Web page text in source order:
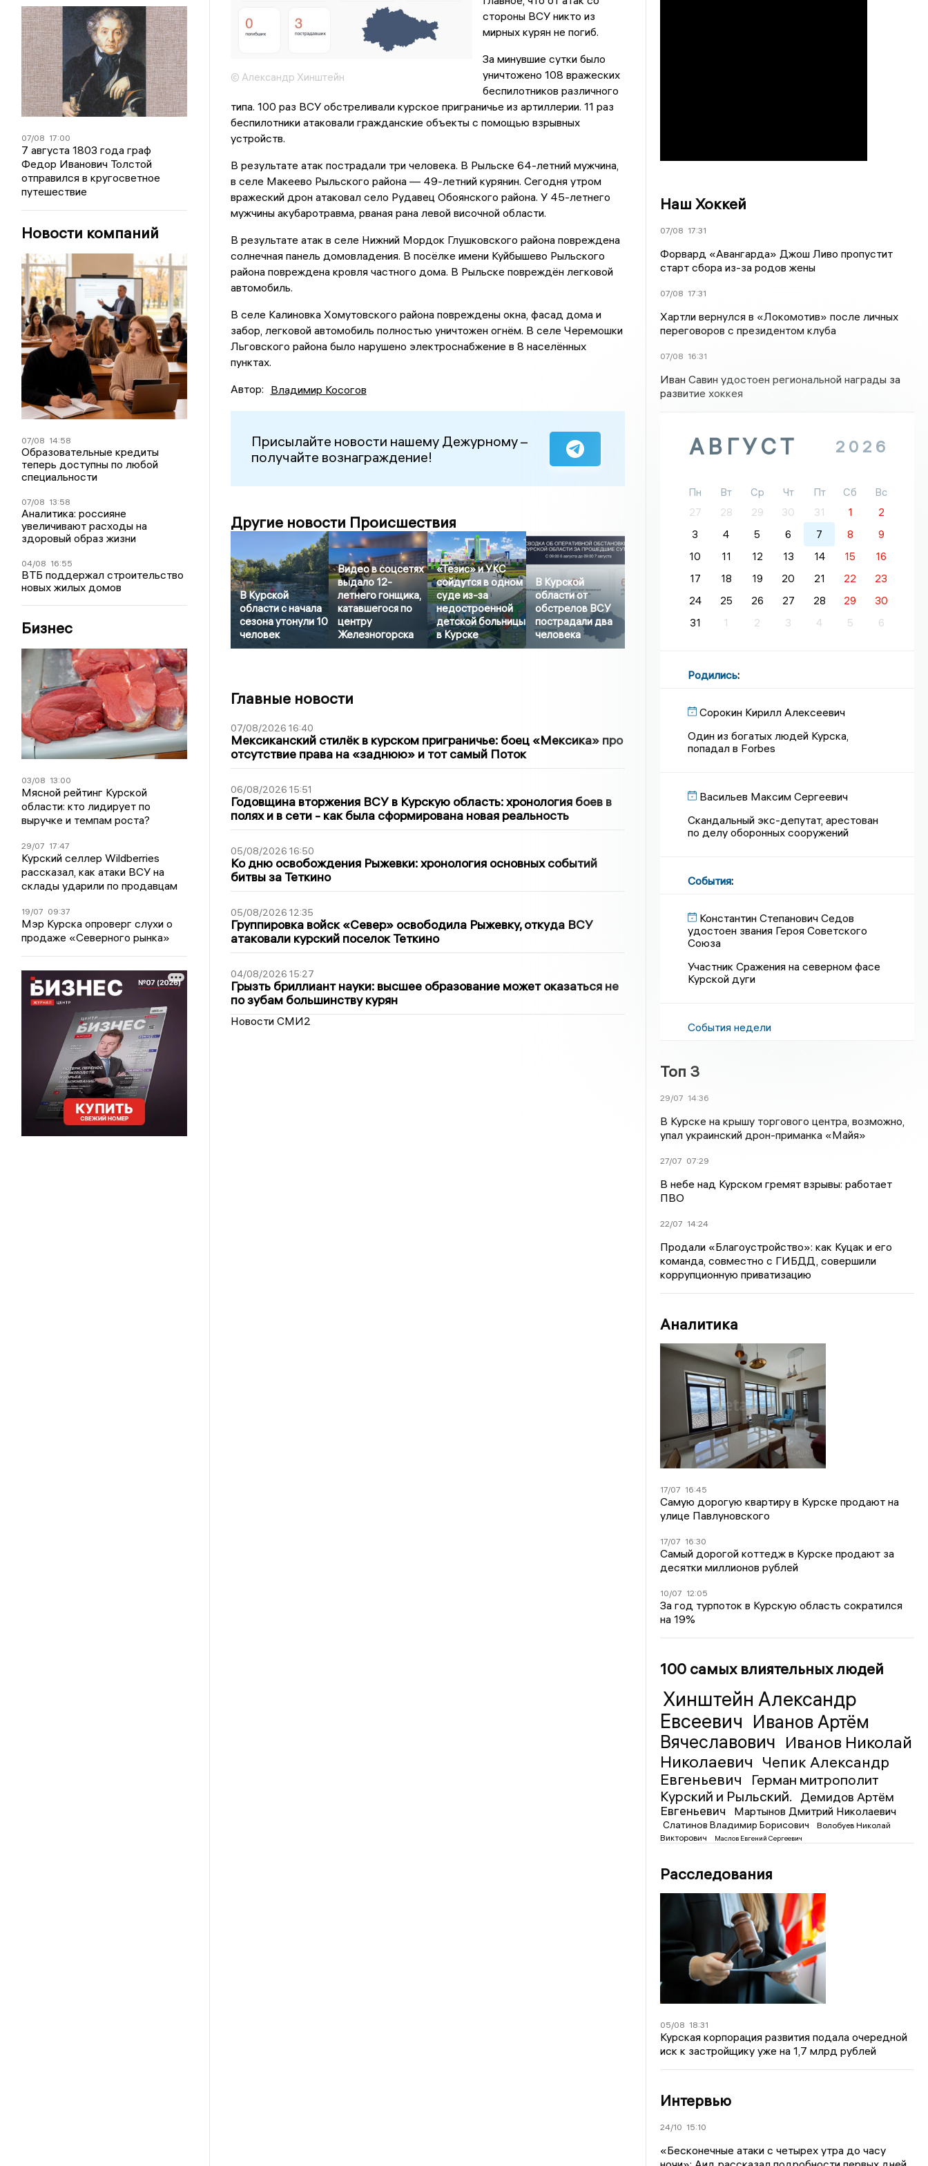
07/08 17:00
7 августа 1803 года граф
Федор Иванович Толстой
отправился в кругосветное
путешествие
Новости компаний
07/08 14:58
Образовательные кредиты
теперь доступны по любой
специальности
07/08 13:58
Аналитика: россияне
увеличивают расходы на
здоровый образ жизни
04/08 16:55
ВТБ поддержал строительство
новых жилых домов
Бизнес
03/08 13:00
Мясной рейтинг Курской
области: кто лидирует по
выручке и темпам роста?
29/07 17:47
Курский селлер Wildberries
рассказал, как атаки ВСУ на
склады ударили по продавцам
19/07 09:37
Мэр Курска опроверг слухи о
продаже «Северного рынка»
© Александр Хинштейн
стороны ВСУ никто из
мирных курян не погиб.
За минувшие сутки было
уничтожено 108 вражеских
беспилотников различного
типа. 100 раз ВСУ обстреливали курское приграничье из артиллерии. 11 раз
беспилотники атаковали гражданские объекты с помощью взрывных
устройств.
В результате атак пострадали три человека. В Рыльске 64-летний мужчина,
в селе Макеево Рыльского района — 49-летний курянин. Сегодня утром
вражеский дрон атаковал село Рудавец Обоянского района. У 45-летнего
мужчины акубаротравма, рваная рана левой височной области.
В результате атак в селе Нижний Мордок Глушковского района повреждена
солнечная панель домовладения. В посёлке имени Куйбышево Рыльского
района повреждена кровля частного дома. В Рыльске повреждён легковой
автомобиль.
В селе Калиновка Хомутовского района повреждены окна, фасад дома и
забор, легковой автомобиль полностью уничтожен огнём. В селе Черемошки
Льговского района было нарушено электроснабжение в 8 населённых
пунктах.
Автор: Владимир Косогов
Присылайте новости нашему Дежурному –
получайте вознаграждение!
Другие новости Происшествия
В Курской
области с начала
сезона утонули 10
человек
Видео в соцсетях
выдало 12-
летнего гонщика,
катавшегося по
центру
Железногорска
«Тезис» и УКС
сойдутся в одном
суде из-за
недостроенной
детской больницы
в Курске
В Курской
области от
обстрелов ВСУ
пострадали два
человека
Главные новости
07/08/2026 16:40
Мексиканский стилёк в курском приграничье: боец «Мексика» про
отсутствие права на «заднюю» и тот самый Поток
06/08/2026 15:51
Годовщина вторжения ВСУ в Курскую область: хронология боев в
полях и в сети - как была сформирована новая реальность
05/08/2026 16:50
Ко дню освобождения Рыжевки: хронология основных событий
битвы за Теткино
05/08/2026 12:35
Группировка войск «Север» освободила Рыжевку, откуда ВСУ
атаковали курский поселок Теткино
04/08/2026 15:27
Грызть бриллиант науки: высшее образование может оказаться не
по зубам большинству курян
Новости СМИ2
Наш Хоккей
07/08 17:31
Форвард «Авангарда» Джош Ливо пропустит
старт сбора из-за родов жены
07/08 17:31
Хартли вернулся в «Локомотив» после личных
переговоров с президентом клуба
07/08 16:31
Иван Савин удостоен региональной награды за
развитие хоккея
АВГУСТ 2026
Пн Вт Ср Чт Пт Сб
Вс
27
28 29 30 31 1
2
3
4 5 6 7 8
9
10
11 12 13 14 15
16
17
18 19 20 21 22
23
24
25 26 27 28 29
30
31
1 2 3 4 5 6
Родились:
Сорокин Кирилл Алексеевич
Один из богатых людей Курска,
попадал в Forbes
Васильев Максим Сергеевич
Скандальный экс-депутат, арестован
по делу оборонных сооружений
События:
Константин Степанович Седов
удостоен звания Героя Советского
Союза
Участник Сражения на северном фасе
Курской дуги
События недели
Топ 3
29/07 14:36
В Курске на крышу торгового центра, возможно,
упал украинский дрон-приманка «Майя»
27/07 07:29
В небе над Курском гремят взрывы: работает
ПВО
22/07 14:24
Продали «Благоустройство»: как Куцак и его
команда, совместно с ГИБДД, совершили
коррупционную приватизацию
Аналитика
17/07 16:45
Самую дорогую квартиру в Курске продают на
улице Павлуновского
17/07 16:30
Самый дорогой коттедж в Курске продают за
десятки миллионов рублей
10/07 12:05
За год турпоток в Курскую область сократился
на 19%
100 самых влиятельных людей
Хинштейн Александр
Евсеевич Иванов Артём
Вячеславович Иванов Николай
Николаевич Чепик Александр
Евгеньевич
Герман митрополит
Курский и Рыльский.
Демидов Артём
Евгеньевич
Мартынов Дмитрий Николаевич
Слатинов Владимир Борисович
Волобуев Николай
Викторович
Маслов Евгений Сергеевич
Расследования
05/08 18:31
Курская корпорация развития подала очередной
иск к застройщику уже на 1,7 млрд рублей
Интервью
24/10 15:10
«Бесконечные атаки с четырех утра до часу